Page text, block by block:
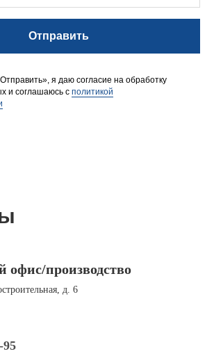
Отправить
я даю согласие на обработку
и соглашаюсь с политикой
офис/производство
д. 6
95